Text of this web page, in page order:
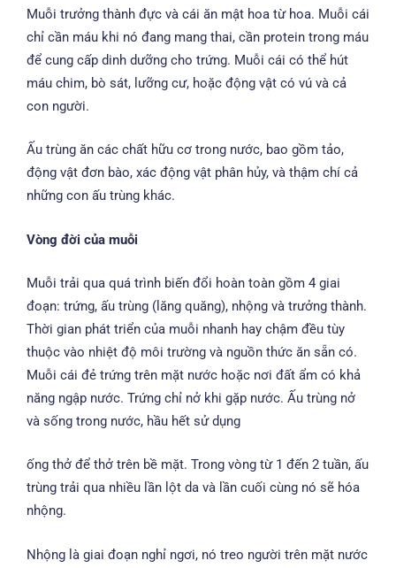
Muỗi trưởng thành đực và cái ăn mật hoa từ hoa. Muỗi cái
chỉ cần máu khi nó đang mang thai, cần protein trong máu
để cung cấp dinh dưỡng cho trứng. Muỗi cái có thể hút
máu chim, bò sát, lưỡng cư, hoặc động vật có vú và cả
con người.
Ấu trùng ăn các chất hữu cơ trong nước, bao gồm tảo,
động vật đơn bào, xác động vật phân hủy, và thậm chí cả
những con ấu trùng khác.
Vòng đời của muỗi
Muỗi trải qua quá trình biến đổi hoàn toàn gồm 4 giai
đoạn: trứng, ấu trùng (lăng quăng), nhộng và trưởng thành.
Thời gian phát triển của muỗi nhanh hay chậm đều tùy
thuộc vào nhiệt độ môi trường và nguồn thức ăn sẵn có.
Muỗi cái đẻ trứng trên mặt nước hoặc nơi đất ẩm có khả
năng ngập nước. Trứng chỉ nở khi gặp nước. Ấu trùng nở
và sống trong nước, hầu hết sử dụng
ống thở để thở trên bề mặt. Trong vòng từ 1 đến 2 tuần, ấu
trùng trải qua nhiều lần lột da và lần cuối cùng nó sẽ hóa
nhộng.
Nhộng là giai đoạn nghỉ ngơi, nó treo người trên mặt nước